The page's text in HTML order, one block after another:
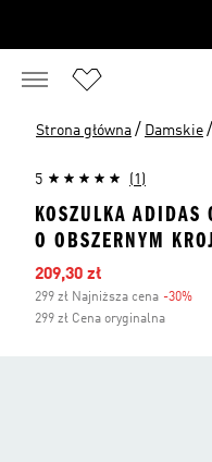
Strona główna / Damskie /
5 (1)
KOSZULKA ADIDAS
O OBSZERNYM
Ceny na wyprzedaży
209,30 zł
299 zł Najniższa cena -30%
299 zł Cena oryginalna